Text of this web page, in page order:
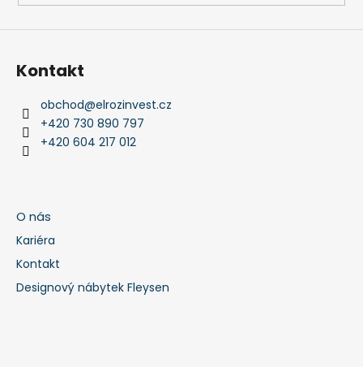
Kontakt
obchod@elrozinvest.cz
+420 730 890 797
+420 604 217 012
O nás
Kariéra
Kontakt
Designový nábytek Fleysen